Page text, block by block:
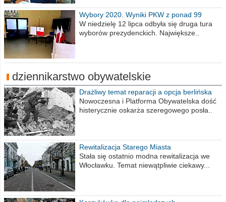
Wybory 2020. Wyniki PKW z ponad 99
procent obwodów
W niedzielę 12 lipca odbyła się druga tura
wyborów prezydenckich. Największe..
dziennikarstwo obywatelskie
Drażliwy temat reparacji a opcja berlińska
Nowoczesna i Platforma Obywatelska dość
histerycznie oskarża szeregowego posła..
Rewitalizacja Starego Miasta
Stała się ostatnio modna rewitalizacja we
Włocławku. Temat niewątpliwie ciekawy...